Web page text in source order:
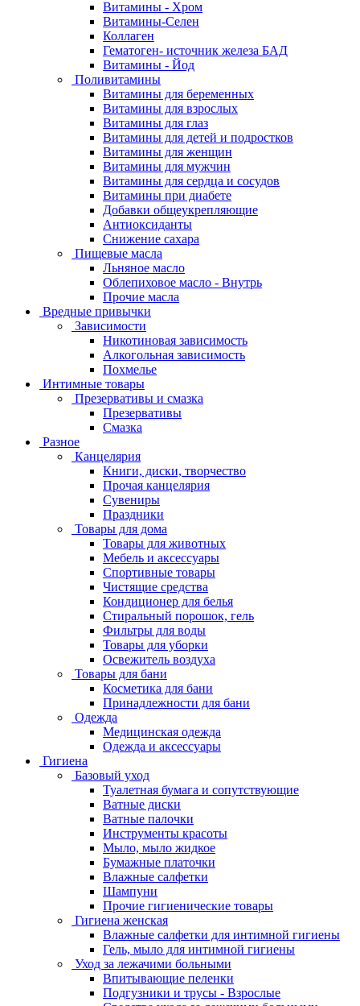
Витамины - Хром
Витамины-Селен
Коллаген
Гематоген- источник железа БАД
Витамины - Йод
Поливитамины
Витамины для беременных
Витамины для взрослых
Витамины для глаз
Витамины для детей и подростков
Витамины для женщин
Витамины для мужчин
Витамины для сердца и сосудов
Витамины при диабете
Добавки общеукрепляющие
Антиоксиданты
Снижение сахара
Пищевые масла
Льняное масло
Облепиховое масло - Внутрь
Прочие масла
Вредные привычки
Зависимости
Никотиновая зависимость
Алкогольная зависимость
Похмелье
Интимные товары
Презервативы и смазка
Презервативы
Смазка
Разное
Канцелярия
Книги, диски, творчество
Прочая канцелярия
Сувениры
Праздники
Товары для дома
Товары для животных
Мебель и аксессуары
Спортивные товары
Чистящие средства
Кондиционер для белья
Стиральный порошок, гель
Фильтры для воды
Товары для уборки
Освежитель воздуха
Товары для бани
Косметика для бани
Принадлежности для бани
Одежда
Медицинская одежда
Одежда и аксессуары
Гигиена
Базовый уход
Туалетная бумага и сопутствующие
Ватные диски
Ватные палочки
Инструменты красоты
Мыло, мыло жидкое
Бумажные платочки
Влажные салфетки
Шампуни
Прочие гигиенические товары
Гигиена женская
Влажные салфетки для интимной гигиены
Гель, мыло для интимной гигиены
Уход за лежачими больными
Впитывающие пеленки
Подгузники и трусы - Взрослые